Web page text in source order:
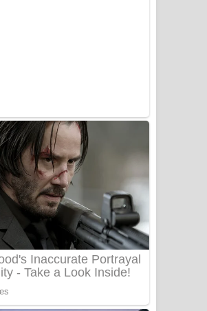
Sandak Awith Song Lyrics - සඳක් ඇවිත්
ගීතයේ පද පෙළ
Swetha Sande Song Lyrics - ශ්වේත
සඳේ ගීතයේ පද පෙළ
Ma Igili Giya Lyrics - මා ඉගිලී ගියා